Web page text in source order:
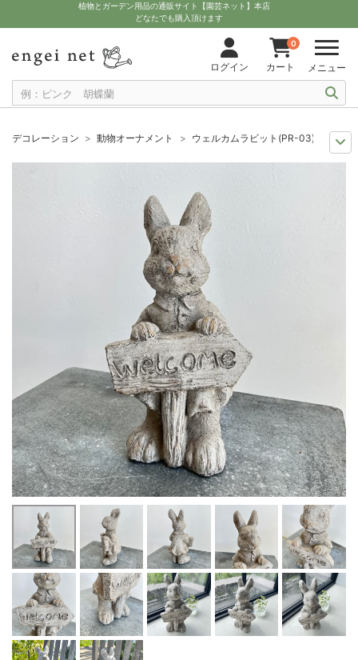
植物とガーデン用品の通販サイト【園芸ネット】本店
どなたでも購入頂けます
ログイン
0
カート メニュー
デコレーション 動物オーナメント
ウェルカムラビット(PR-03)
人気のシリーズ
COVENT GARDEN（コベントガーデン） ウェルカム